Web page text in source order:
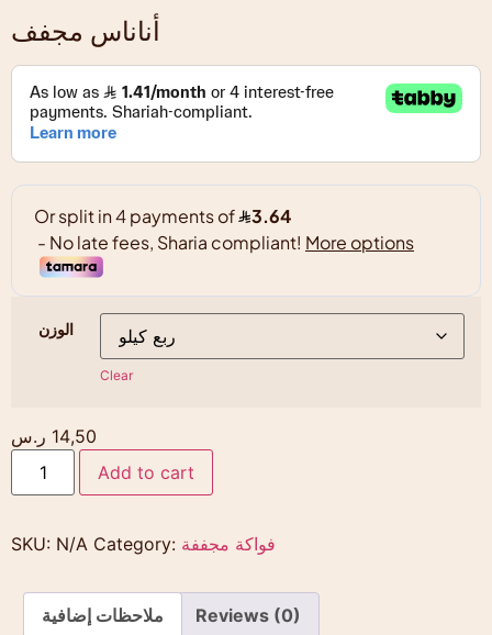
أناناس مجفف
الوزن
Clear
14,50 ر.س
Add to cart
SKU: N/A Category: فواكة مجففة
ملاحظات إضافية Reviews (0)